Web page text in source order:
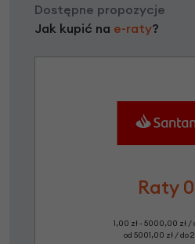
Dostępne propozycje
Jak kupić na e-raty?
Raty
1,00 zł - 5000,00 zł /
od 5001,00 zł / do